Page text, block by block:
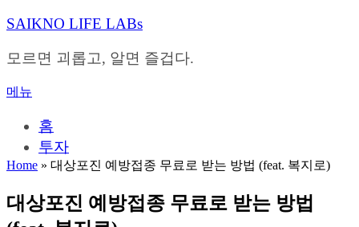
내
으
바
SAIKNO LIFE LABs
모르면 괴롭고, 알면 즐겁다.
메뉴
홈
투자
Home » 대상포진 예방접종 무료로 받는 방법 (feat. 복지로)
대상포진 예방접종 무료로 받는 방법